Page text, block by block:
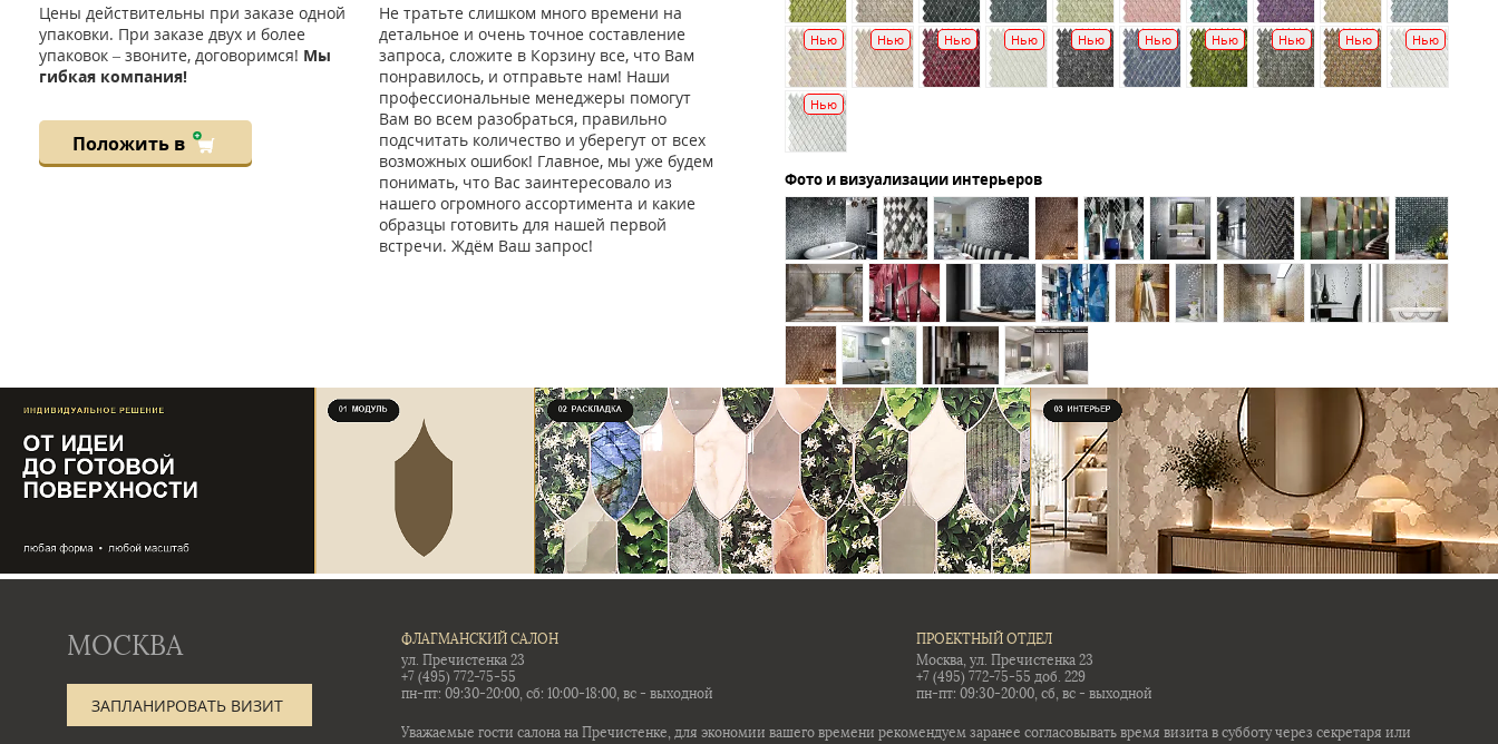
Цены действительны при заказе одной
упаковки. При заказе двух и более
упаковок – звоните, договоримся! Мы
гибкая компания!
Положить в
Не тратьте слишком много времени на
детальное и очень точное составление
запроса, сложите в Корзину все, что Вам
понравилось, и отправьте нам! Наши
профессиональные менеджеры помогут
Вам во всем разобраться, правильно
подсчитать количество и уберегут от всех
возможных ошибок! Главное, мы уже будем
понимать, что Вас заинтересовало из
нашего огромного ассортимента и какие
образцы готовить для нашей первой
встречи. Ждём Ваш запрос!
Нью Нью Нью Нью Нью Нью Нью Нью Нью Нью
Нью
Фото и визуализации интерьеров
МОСКВА
ЗАПЛАНИРОВАТЬ ВИЗИТ
ФЛАГМАНСКИЙ САЛОН
ул. Пречистенка 23
+7 (495) 772-75-55
пн-пт: 09:30-20:00, сб: 10:00-18:00, вс - выходной
ПРОЕКТНЫЙ ОТДЕЛ
Москва, ул. Пречистенка 23
+7 (495) 772-75-55 доб. 229
пн-пт: 09:30-20:00, сб, вс - выходной
Уважаемые гости салона на Пречистенке, для экономии вашего времени рекомендуем заранее согласовывать время визита в субботу через секретаря или